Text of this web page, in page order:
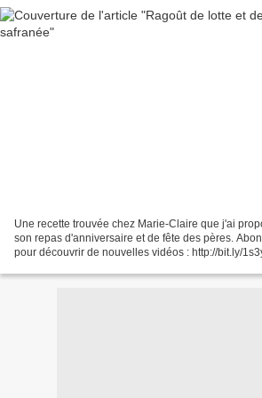
Une recette trouvée chez Marie-Claire que j'ai
son repas d'anniversaire et de fête des pères.
pour découvrir de nouvelles vidéos : http://bit.ly/